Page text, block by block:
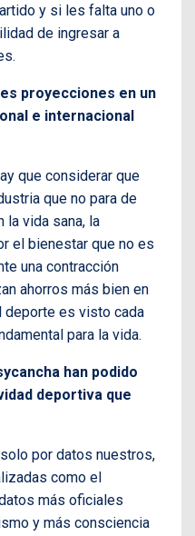
y si les falta uno o
de ingresar a
proyecciones en un
e internacional
que considerar que
que no para de
la vida sana, la
el bienestar que no es
una contracción
ahorros más bien en
deporte es visto cada
para la vida.
han podido
deportiva que
por datos nuestros,
como el
más oficiales
y más consciencia